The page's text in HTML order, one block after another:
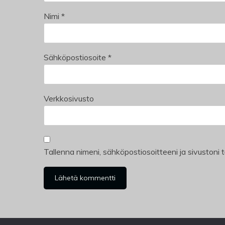
Nimi *
Sähköpostiosoite *
Verkkosivusto
Tallenna nimeni, sähköpostiosoitteeni ja